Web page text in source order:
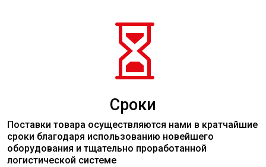

Сроки
Поставки товара осуществляются нами в кратчайшие
сроки благодаря использованию новейшего
оборудования и тщательно проработанной
логистической системе